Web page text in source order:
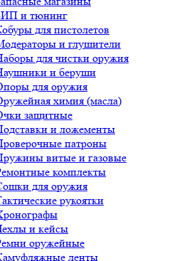
и тюнинг
для пистолетов
и глушители
для чистки оружия
и беруши
для оружия
химия (масла)
защитные
и ложементы
патроны
витые и газовые
комплекты
для оружия
рукоятки
и кейсы
оружейные
ленты